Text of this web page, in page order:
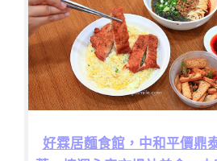
好霖居麵食館，中和平價鼎